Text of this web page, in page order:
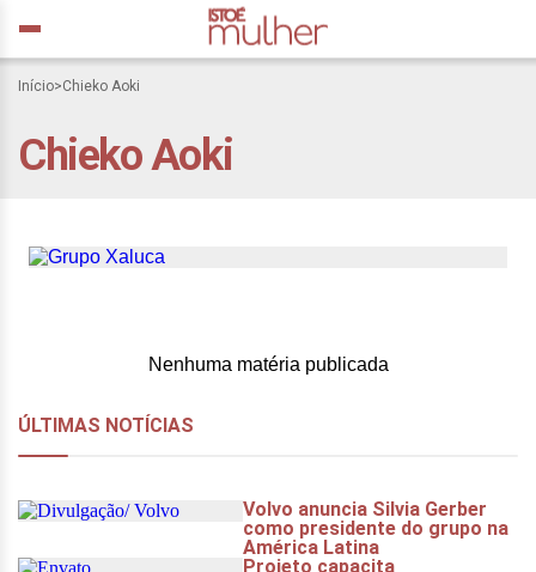
Início>Chieko Aoki
Chieko Aoki
Conheça o Desert Women
Summit, evento com Luiza
Trajano, Chieko Aoki e
Nina Silva como
Nenhuma matéria publicada